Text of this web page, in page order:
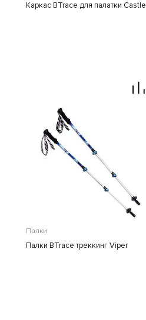
Каркас BTrace для палатки Castle
Палки
Палки BTrace треккинг Viper